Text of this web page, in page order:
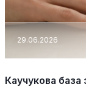
29.06.2026
Каучукова